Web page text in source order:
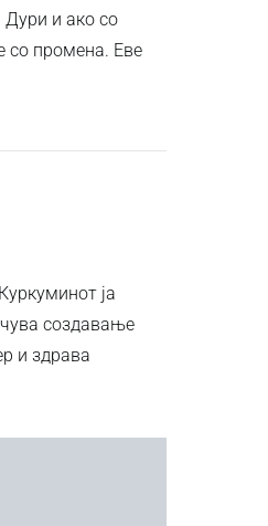
Дури и ако со
со промена. Еве
ја
создавање
и здрава